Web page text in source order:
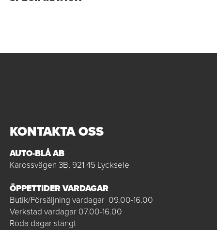
KONTAKTA OSS
AUTO-BLÅ AB
Karossvägen 3B, 921 45 Lycksele
ÖPPETTIDER VARDAGAR
Butik/Försäljning vardagar 09.00-16.00
Verkstad vardagar 07.00-16.00
Röda dagar stängt